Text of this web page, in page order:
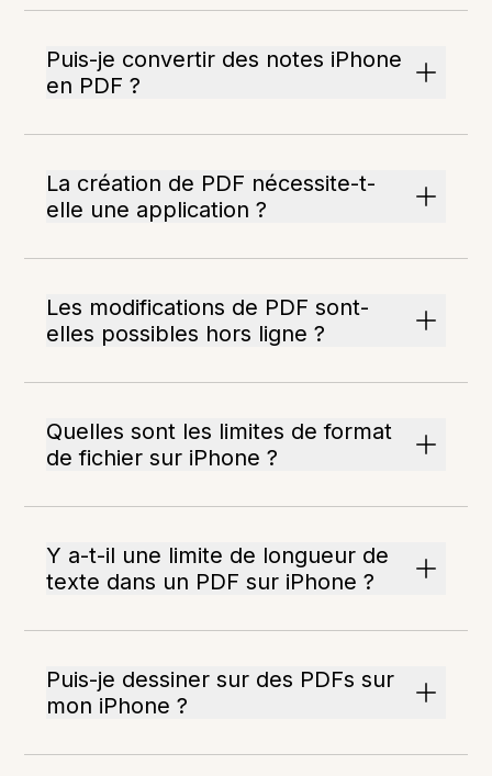
Puis-je convertir des notes iPhone
en PDF ?
La création de PDF nécessite-t-
elle une application ?
Les modifications de PDF sont-
elles possibles hors ligne ?
Quelles sont les limites de format
de fichier sur iPhone ?
Y a-t-il une limite de longueur de
texte dans un PDF sur iPhone ?
Puis-je dessiner sur des PDFs sur
mon iPhone ?